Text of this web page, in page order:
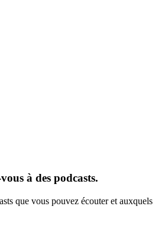
à des podcasts.
que vous pouvez écouter et auxquels